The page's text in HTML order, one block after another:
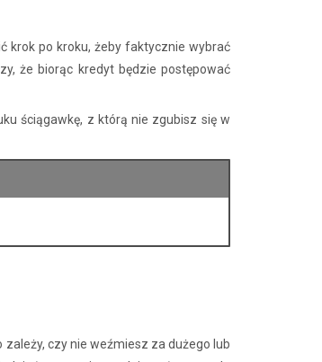
krok po kroku, żeby faktycznie wybrać
że biorąc kredyt będzie postępować
ściągawkę, z którą nie zgubisz się w
czy nie weźmiesz za dużego lub